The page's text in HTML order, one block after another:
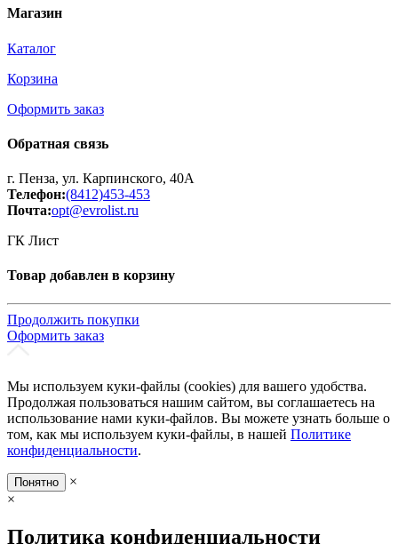
Магазин
Каталог
Корзина
Оформить заказ
Обратная связь
г. Пенза, ул. Карпинского, 40А
Телефон:(8412)453-453
Почта:opt@evrolist.ru
ГК Лист
Товар добавлен в корзину
Продолжить покупки
Оформить заказ
Мы используем куки-файлы (cookies) для вашего удобства.
Продолжая пользоваться нашим сайтом, вы соглашаетесь на
использование нами куки-файлов. Вы можете узнать больше о
том, как мы используем куки-файлы, в нашей Политике
конфиденциальности.
Понятно
×
×
Политика конфиденциальности